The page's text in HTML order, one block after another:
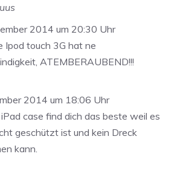
2014 um 20:30 Uhr
Ipod touch 3G hat ne
ATEMBERAUBEND!!!
2014 um 18:06 Uhr
case find dich das beste weil es
geschützt ist und kein Dreck
kann.